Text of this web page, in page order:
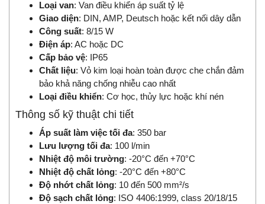
Loại van: Van điều khiển áp suất tỷ lệ
Giao diện: DIN, AMP, Deutsch hoặc kết nối dây dẫn
Công suất: 8/15 W
Điện áp: AC hoặc DC
Cấp bảo vệ: IP65
Chất liệu: Vỏ kim loại hoàn toàn được che chắn đảm
bảo khả năng chống nhiễu cao nhất
Loại điều khiển: Cơ học, thủy lực hoặc khí nén
Thông số kỹ thuật chi tiết
Áp suất làm việc tối đa: 350 bar
Lưu lượng tối đa: 100 l/min
Nhiệt độ môi trường: -20°C đến +70°C
Nhiệt độ chất lỏng: -20°C đến +80°C
Độ nhớt chất lỏng: 10 đến 500 mm²/s
Độ sạch chất lỏng: ISO 4406:1999, class 20/18/15